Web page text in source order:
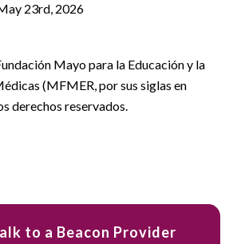
23rd, 2026
Mayo para la Educación y la
(MFMER, por sus siglas en
derechos reservados.
to a Beacon Provider